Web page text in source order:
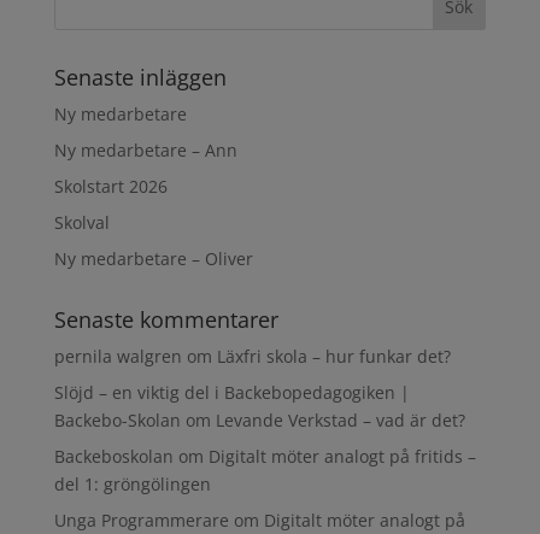
Senaste inläggen
Ny medarbetare
Ny medarbetare – Ann
Skolstart 2026
Skolval
Ny medarbetare – Oliver
Senaste kommentarer
pernila walgren om Läxfri skola – hur funkar det?
Slöjd – en viktig del i Backebopedagogiken |
Backebo-Skolan om Levande Verkstad – vad är det?
Backeboskolan om Digitalt möter analogt på fritids –
del 1: gröngölingen
Unga Programmerare om Digitalt möter analogt på